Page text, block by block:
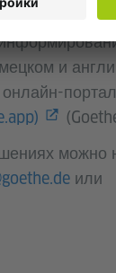
и
можно
или